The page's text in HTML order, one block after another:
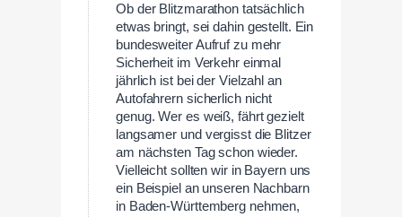
Ob der Blitzmarathon tatsächlich
etwas bringt, sei dahin gestellt. Ein
bundesweiter Aufruf zu mehr
Sicherheit im Verkehr einmal
jährlich ist bei der Vielzahl an
Autofahrern sicherlich nicht
genug. Wer es weiß, fährt gezielt
langsamer und vergisst die Blitzer
am nächsten Tag schon wieder.
Vielleicht sollten wir in Bayern uns
ein Beispiel an unseren Nachbarn
in Baden-Württemberg nehmen,